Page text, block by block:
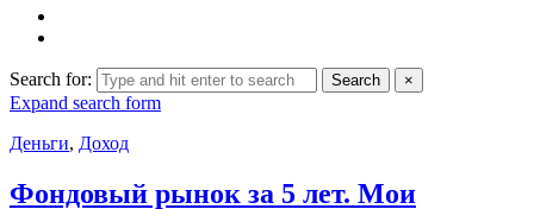
Search for: Search ×
Expand search form
Деньги, Доход
Фондовый рынок за 5 лет. Мои